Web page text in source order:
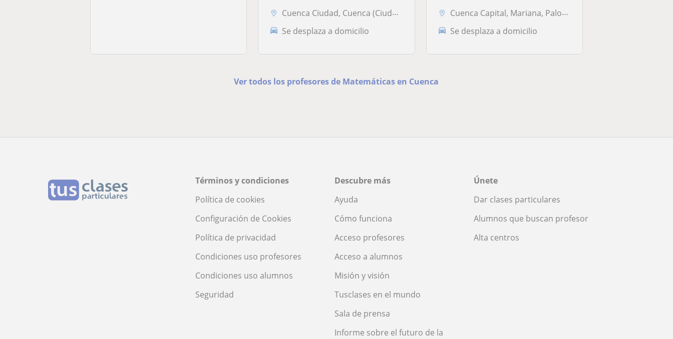
Cuenca Ciudad, Cuenca (Ciudad)
Se desplaza a domicilio
Cuenca Capital, Mariana, Palomera
Se desplaza a domicilio
Ver todos los profesores de Matemáticas en Cuenca
Términos y condiciones
Política de cookies
Configuración de Cookies
Política de privacidad
Condiciones uso profesores
Condiciones uso alumnos
Seguridad
Descubre más
Ayuda
Cómo funciona
Acceso profesores
Acceso a alumnos
Misión y visión
Tusclases en el mundo
Sala de prensa
Informe sobre el futuro de la
Únete
Dar clases particulares
Alumnos que buscan profesor
Alta centros